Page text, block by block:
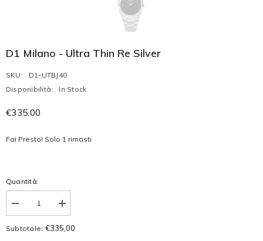
D1 Milano - Ultra Thin Re Silver
SKU:
D1-UTBJ40
Disponibilità:
In Stock
€335,00
Fai Presto! Solo 1 rimasti
Quantità:
Diminuire
la
quantità
per
Aumenta
la
quantità
per
Subtotale: €335,00